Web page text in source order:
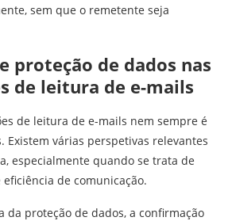
sem que o remetente seja
proteção de dados nas
de leitura de e-mails
de leitura de e-mails nem sempre é
Existem várias perspetivas relevantes
especialmente quando se trata de
de comunicação.
da proteção de dados, a confirmação